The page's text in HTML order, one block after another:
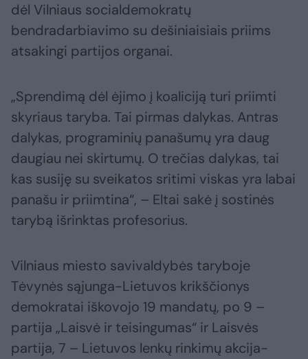
dėl Vilniaus socialdemokratų
bendradarbiavimo su dešiniaisiais priims
atsakingi partijos organai.
„Sprendimą dėl ėjimo į koaliciją turi priimti
skyriaus taryba. Tai pirmas dalykas. Antras
dalykas, programinių panašumų yra daug
daugiau nei skirtumų. O trečias dalykas, tai
kas susiję su sveikatos sritimi viskas yra labai
panašu ir priimtina“, – Eltai sakė į sostinės
tarybą išrinktas profesorius.
Vilniaus miesto savivaldybės taryboje
Tėvynės sąjunga-Lietuvos krikščionys
demokratai iškovojo 19 mandatų, po 9 –
partija „Laisvė ir teisingumas“ ir Laisvės
partija, 7 – Lietuvos lenkų rinkimų akcija-